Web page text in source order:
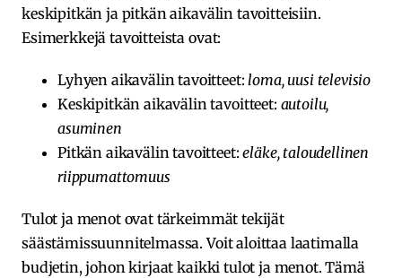
keskipitkän ja pitkän aikavälin tavoitteisiin.
Esimerkkejä tavoitteista ovat:
Lyhyen aikavälin tavoitteet:loma, uusi televisio
Keskipitkän aikavälin tavoitteet: autoilu,
asuminen
Pitkän aikavälin tavoitteet:eläke, taloudellinen
riippumattomuus
Tulot ja menot ovat tärkeimmät tekijät
säästämissuunnitelmassa. Voit aloittaa laatimalla
budjetin, johon kirjaat kaikki tulot ja menot. Tämä